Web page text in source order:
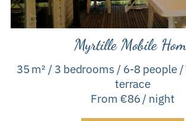
Myrtille Mobile
35 m² / 3 bedrooms / 6-8 people /
terrace
From €86 / night